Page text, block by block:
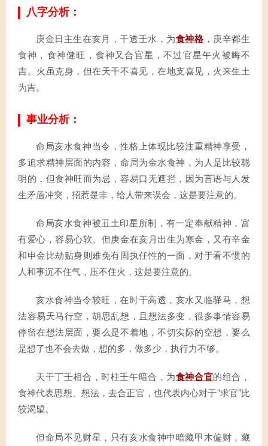
八字分析：
庚金日主生在亥月，干透壬水，为食神格，庚辛都生
食神，食神健旺，食神又合官星，不过官星午火被晦不
吉。火虽克身，但在天干不喜见，在地支喜见，火来生土
为吉。
事业分析：
命局亥水食神当令，性格上体现比较注重精神享受，
多追求精神层面的内容，命局为金水食神，为人是比较聪
明的，但食神旺而为忌，容易口无遮拦，因为言语与人发
生矛盾冲突，招惹是非，给人带来误会，这是要注意的。
命局亥水食神被丑土印星所制，有一定奉献精神，富
有爱心，容易心软。但庚金在亥月出生为寒金，又有辛金
和申金比劫贴身则难免有固执任性的一面，对于看不惯的
人和事沉不住气，压不住火，这是要注意的。
亥水食神当令较旺，在时干高透，亥水又临驿马，想
法容易天马行空，胡思乱想，且想法多变，很多事情容易
停留在想法层面，要么是不着地，不切实际的空想，要么
是想了也不会去做，想的多，做多少，执行力不够。
天干丁壬相合，时柱壬午暗合，为食神合官的组合，
食神代表思想、想法，去合正官，也代表内心对于“求官”比
较渴望。
但命局不见财星，只有亥水食神中暗藏甲木偏财，藏